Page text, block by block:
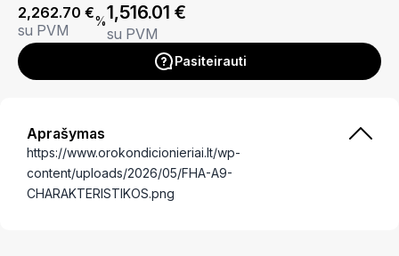
2,262.70 €
su PVM
%1,516.01 €
su PVM
Pasiteirauti
Aprašymas
https://www.orokondicionieriai.lt/wp-
content/uploads/2026/05/FHA-A9-
CHARAKTERISTIKOS.png